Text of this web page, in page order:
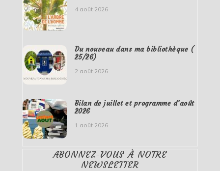
4 août 2026
Du nouveau dans ma bibliothèque (
25/26)
2 août 2026
Bilan de juillet et programme d’août
2026
1 août 2026
ABONNEZ-VOUS À NOTRE
NEWSLETTER